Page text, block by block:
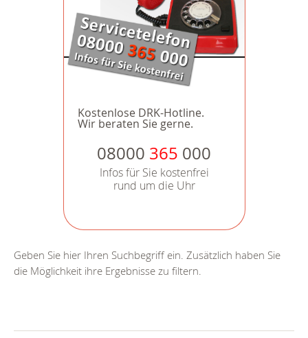
Kostenlose DRK-Hotline.
Wir beraten Sie gerne.
08000 365 000
Infos für Sie kostenfrei
rund um die Uhr
Geben Sie hier Ihren Suchbegriff ein. Zusätzlich haben Sie
die Möglichkeit ihre Ergebnisse zu filtern.